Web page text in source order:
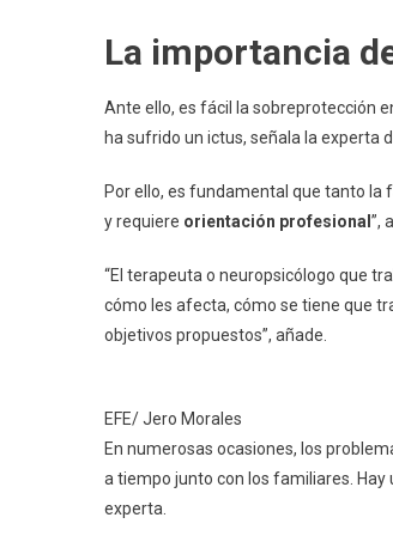
La importancia
Ante ello, es fácil la sobreprotección
ha sufrido un ictus, señala la experta
Por ello, es fundamental que tanto la
y requiere orientación profesional ”,
“El terapeuta o neuropsicólogo que
cómo les afecta, cómo se tiene que
objetivos propuestos”, añade.
EFE/ Jero Morales
En numerosas ocasiones, los
a tiempo junto con los familiares.
experta.